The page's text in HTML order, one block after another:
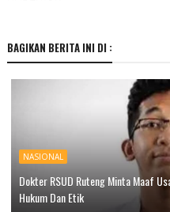
BAGIKAN BERITA INI DI :
NASIONAL
Dokter RSUD Ruteng Minta Maaf
Hukum Dan Etik